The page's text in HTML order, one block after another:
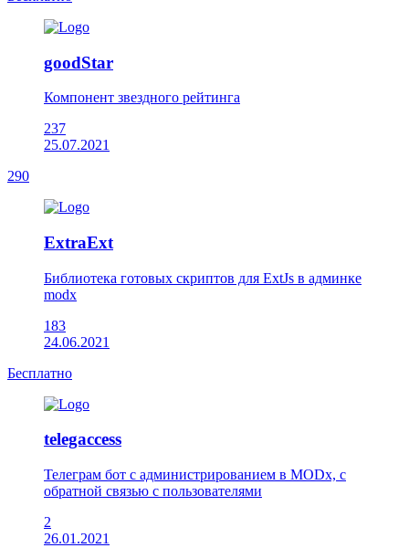
goodStar
Компонент звездного рейтинга
237
25.07.2021
290
ExtraExt
Библиотека готовых скриптов для ExtJs в админке
modx
183
24.06.2021
Бесплатно
telegaccess
Телеграм бот с администрированием в MODx, с
обратной связью с пользователями
2
26.01.2021